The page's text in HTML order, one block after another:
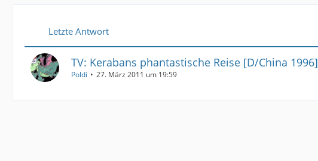
Letzte Antwort
TV: Kerabans phantastische Reise [D/China 1996]
Poldi 27. März 2011 um 19:59